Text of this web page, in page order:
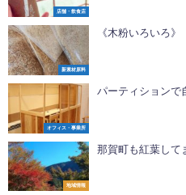
店舗・飲食店
新素材原料
《木粉いろいろ
オフィス・事業所
パーティションで
地域情報
那賀町も紅葉して